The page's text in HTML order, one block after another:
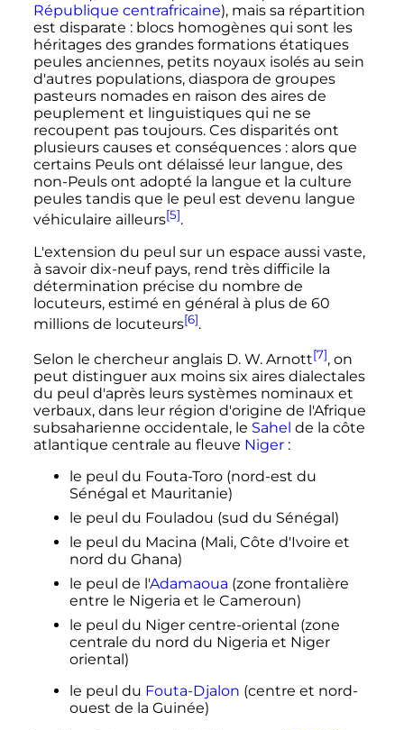
République centrafricaine), mais sa répartition
est disparate : blocs homogènes qui sont les
héritages des grandes formations étatiques
peules anciennes, petits noyaux isolés au sein
d'autres populations, diaspora de groupes
pasteurs nomades en raison des aires de
peuplement et linguistiques qui ne se
recoupent pas toujours. Ces disparités ont
plusieurs causes et conséquences : alors que
certains Peuls ont délaissé leur langue, des
non-Peuls ont adopté la langue et la culture
peules tandis que le peul est devenu langue
véhiculaire ailleurs[5].
L'extension du peul sur un espace aussi vaste,
à savoir dix-neuf pays, rend très difficile la
détermination précise du nombre de
locuteurs, estimé en général à plus de 60
millions de locuteurs[6].
Selon le chercheur anglais D. W. Arnott[7], on
peut distinguer aux moins six aires dialectales
du peul d'après leurs systèmes nominaux et
verbaux, dans leur région d'origine de l'Afrique
subsaharienne occidentale, le Sahel de la côte
atlantique centrale au fleuve Niger :
le peul du Fouta-Toro (nord-est du
Sénégal et Mauritanie)
le peul du Fouladou (sud du Sénégal)
le peul du Macina (Mali, Côte d'Ivoire et
nord du Ghana)
le peul de l'Adamaoua (zone frontalière
entre le Nigeria et le Cameroun)
le peul du Niger centre-oriental (zone
centrale du nord du Nigeria et Niger
oriental)
le peul du Fouta-Djalon (centre et nord-
ouest de la Guinée)